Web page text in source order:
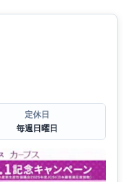
定休日
毎週日曜日